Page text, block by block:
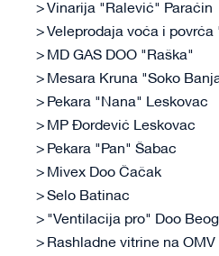
Vinarija "Ralević" Paraćin
Veleprodaja voća i
MD GAS DOO "Raška"
Mesara Kruna "Soko
Pekara "Nana" Leskovac
MP Đorđević Leskovac
Pekara "Pan" Šabac
Mivex Doo Čačak
Selo Batinac
"Ventilacija pro" Doo
Rashladne vitrine na